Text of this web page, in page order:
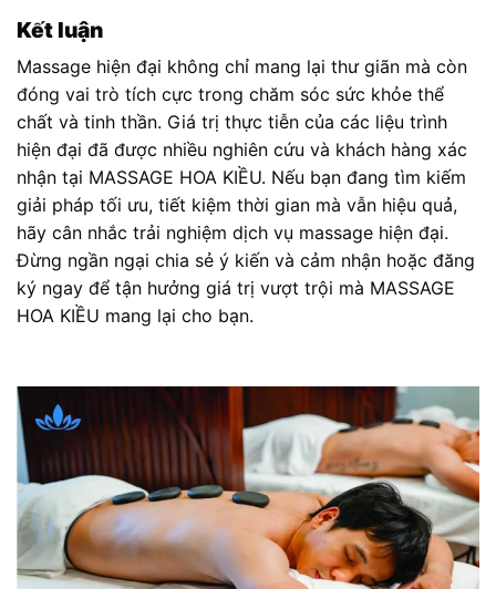
Kết luận
Massage hiện đại không chỉ mang lại thư giãn mà còn
đóng vai trò tích cực trong chăm sóc sức khỏe thể
chất và tinh thần. Giá trị thực tiễn của các liệu trình
hiện đại đã được nhiều nghiên cứu và khách hàng xác
nhận tại MASSAGE HOA KIỀU. Nếu bạn đang tìm kiếm
giải pháp tối ưu, tiết kiệm thời gian mà vẫn hiệu quả,
hãy cân nhắc trải nghiệm dịch vụ massage hiện đại.
Đừng ngần ngại chia sẻ ý kiến và cảm nhận hoặc đăng
ký ngay để tận hưởng giá trị vượt trội mà MASSAGE
HOA KIỀU mang lại cho bạn.